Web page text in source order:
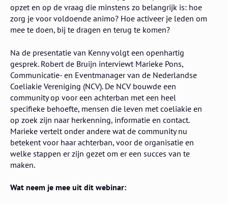
opzet en op de vraag die minstens zo belangrijk is: hoe
zorg je voor voldoende animo? Hoe activeer je leden om
mee te doen, bij te dragen en terug te komen?
Na de presentatie van Kenny volgt een openhartig
gesprek. Robert de Bruijn interviewt Marieke Pons,
Communicatie- en Eventmanager van de Nederlandse
Coeliakie Vereniging (NCV). De NCV bouwde een
community op voor een achterban met een heel
specifieke behoefte, mensen die leven met coeliakie en
op zoek zijn naar herkenning, informatie en contact.
Marieke vertelt onder andere wat de community nu
betekent voor haar achterban, voor de organisatie en
welke stappen er zijn gezet om er een succes van te
maken.
Wat neem je mee uit dit webinar: